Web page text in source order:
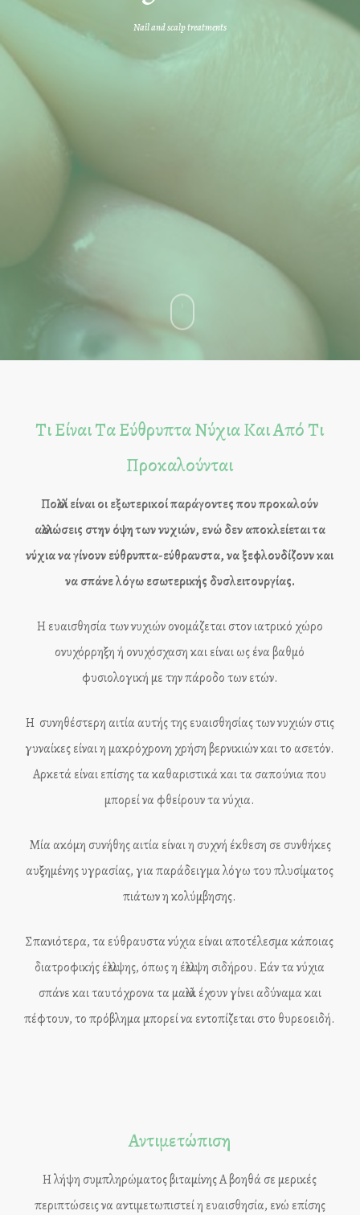
Nail and scalp treatments
Τι Είναι Τα Εύθρυπτα Νύχια Και Από Τι
Προκαλούνται
Πολλοί είναι οι εξωτερικοί παράγοντες που προκαλούν
αλλοιώσεις στην όψη των νυχιών, ενώ δεν αποκλείεται τα
νύχια να γίνουν εύθρυπτα-εύθραυστα, να ξεφλουδίζουν και
να σπάνε λόγω εσωτερικής δυσλειτουργίας.
Η ευαισθησία των νυχιών ονομάζεται στον ιατρικό χώρο
ονυχόρρηξη ή ονυχόσχαση και είναι ως ένα βαθμό
φυσιολογική με την πάροδο των ετών.
Η συνηθέστερη αιτία αυτής της ευαισθησίας των νυχιών στις
γυναίκες είναι η μακρόχρονη χρήση βερνικιών και το ασετόν.
Αρκετά είναι επίσης τα καθαριστικά και τα σαπούνια που
μπορεί να φθείρουν τα νύχια.
Μία ακόμη συνήθης αιτία είναι η συχνή έκθεση σε συνθήκες
αυξημένης υγρασίας, για παράδειγμα λόγω του πλυσίματος
πιάτων η κολύμβησης.
Σπανιότερα, τα εύθραυστα νύχια είναι αποτέλεσμα κάποιας
διατροφικής έλλειψης, όπως η έλλειψη σιδήρου. Εάν τα νύχια
σπάνε και ταυτόχρονα τα μαλλιά έχουν γίνει αδύναμα και
πέφτουν, το πρόβλημα μπορεί να εντοπίζεται στο θυρεοειδή.
Αντιμετώπιση
Η λήψη συμπληρώματος βιταμίνης Α βοηθά σε μερικές
περιπτώσεις να αντιμετωπιστεί η ευαισθησία, ενώ επίσης